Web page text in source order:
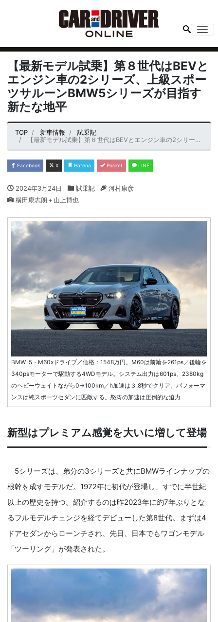
【最新モデル試乗】第８世代はBEVと
エンジン車の2シリーズ、上級スポー
ツサルーンBMW5シリーズが目指す
新たな地平
TOP 新車情報
試乗記
【最新モデル試乗】第８世代はBEVとエンジン車の2シリーズ、上級スポーツサルーンBMW5シリーズが目指す新たな地平
Facebook X Hatena Pocket LINE
2024年3月24日 試乗記
河村康彦
横田康志朗＋山上博也
BMW i5・M60xドライブ／価格：1548万円。M60は前輪を261ps／後輪を
340psモーターで駆動する4WDモデル。システム出力は601ps。2380kg
のヘビーウェイトながら0→100km／h加速は３.8秒でクリア。パフォーマ
ンスは純スポーツセダンに匹敵する。怒涛の加速は圧倒的な迫力
新型はプレミアム感覚を大いに増して登場
5シリーズは、弟分の3シリーズと共にBMWラインナップの
根幹を成すモデルだ。1972年に初代が登場し、すでに半世紀
以上の歴史を持つ。紹介するのは昨2023年に約7年ぶりとな
るフルモデルチェンジを経てデビューした第8世代。まずは4
ドアセダンからローンチされ、先日、日本でもワゴンモデル
「ツーリング」が発表された。